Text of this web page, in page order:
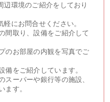
辺環境のご紹介をしており
にお問合せください。
間取り、設備をご紹介して
部屋の内観を写真でご
をご紹介しています。
パーや銀行等の施設、
ます。